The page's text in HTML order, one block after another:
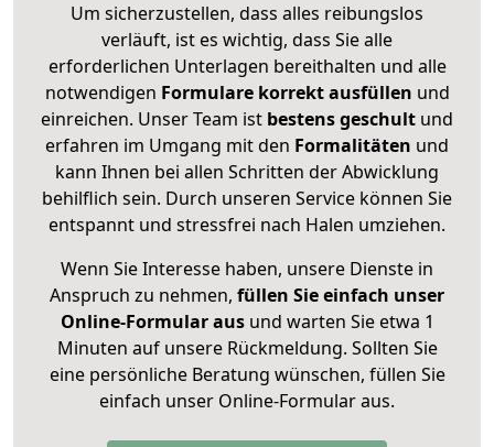
Um sicherzustellen, dass alles reibungslos
verläuft, ist es wichtig, dass Sie alle
erforderlichen Unterlagen bereithalten und alle
notwendigen Formulare korrekt ausfüllen und
einreichen. Unser Team ist bestens geschult und
erfahren im Umgang mit den Formalitäten und
kann Ihnen bei allen Schritten der Abwicklung
behilflich sein. Durch unseren Service können Sie
entspannt und stressfrei nach Halen umziehen.
Wenn Sie Interesse haben, unsere Dienste in
Anspruch zu nehmen, füllen Sie einfach unser
Online-Formular ausund warten Sie etwa 1
Minuten auf unsere Rückmeldung. Sollten Sie
eine persönliche Beratung wünschen, füllen Sie
einfach unser Online-Formular aus.